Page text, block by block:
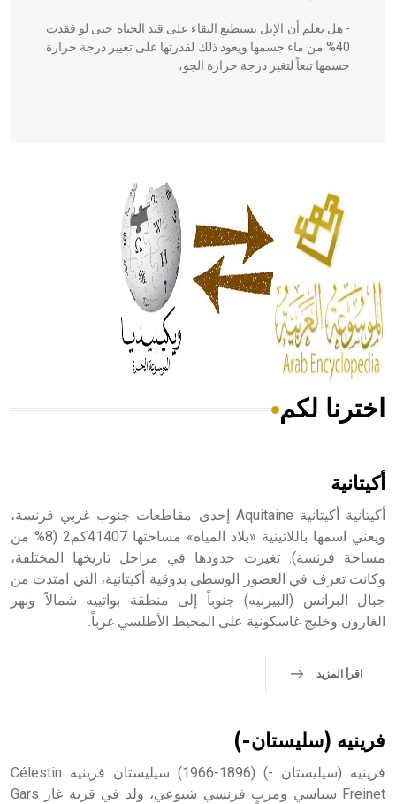
- هل تعلم أن الإبل تستطيع البقاء على قيد الحياة حتى لو فقدت
40% من ماء جسمها ويعود ذلك لقدرتها على تغيير درجة حرارة
جسمها تبعاً لتغير درجة حرارة الجو،
الحكم، الأدلة، تنظيم التغذية، ورسالته في جروح الرأس. ويعود
له الفضل بأنه حرر الطب من الدين والفلسفة.
- هل تعلم أن المرجان إفراز حيواني يتكون في البحر ويتركب
من مادة كربونات الكلسيوم، وهو أحمر أو شديد الحمرة وهو
أجود أنواعه، ويمتاز بكبر الحجم ويسمى الش
هل تعلم أن الأبسيد كلمة فرنسية اللفظ تم اعتمادها مصطلحاً
- هل تعلم أن أبجر Abgar اسم معروف جيداً يعود إلى عدد من
الملوك الذين حكموا مدينة إديسا (الرها) من أبجر الأول وحتى
التاسع، وهم ينتسبون إلى أسرة أوسروين
حيث تقتصر القيمة الصوتية للعلامة الك
اخترنا لكم
أكيتانية
أكيتانية أكيتانية Aquitaine إحدى مقاطعات جنوب غربي فرنسة،
ويعني اسمها باللاتينية «بلاد المياه» مساحتها 41407كم2 (8% من
مساحة فرنسة). تغيرت حدودها في مراحل تاريخها المختلفة،
وكانت تعرف في العصور الوسطى بدوقية أكيتانية، التي امتدت من
جبال البرانس (البيرنيه) جنوباً إلى منطقة بواتييه شمالاً ونهر
الغارون وخليج غاسكونية على المحيط الأطلسي غرباً.
اقرأ المزيد
فرينيه (سليستان-)
فرينيه (سيليستان -) (1896-1966) سيليستان فرينيه Célestin
Freinet سياسي ومربٍ فرنسي شيوعي، ولد في قرية غار Gars